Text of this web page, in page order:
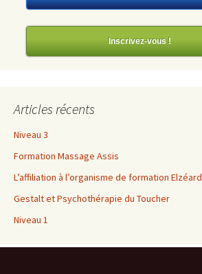
Inscrivez-vous !
Articles récents
Niveau 3
Formation Massage Assis
L’affiliation à l’organisme de formation Elzéard
Gestalt et Psychothérapie du Toucher
Niveau 1